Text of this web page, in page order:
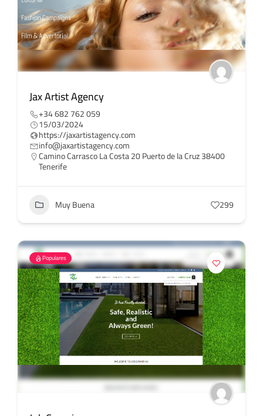
Jax Artist Agency
+34 682 762 059
15/03/2024
https://jaxartistagency.com
info@jaxartistagency.com
Camino Carrasco La Costa 20 Puerto de la Cruz 38400
Tenerife
Muy Buena 299
Populares